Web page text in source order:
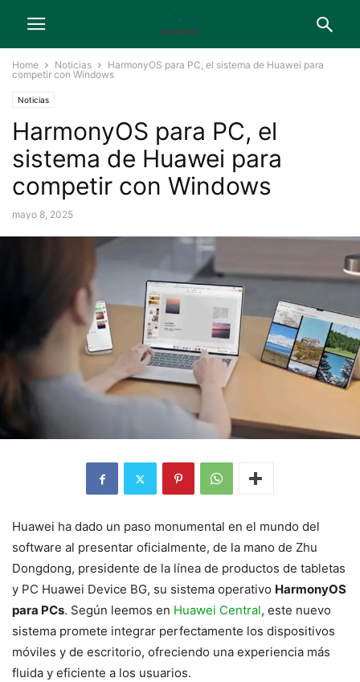
Home Noticias
HarmonyOS para PC, el sistema de Huawei para
competir con Windows
Noticias
HarmonyOS para PC, el
sistema de Huawei para
competir con Windows
mayo 8, 2025
Huawei ha dado un paso monumental en el mundo del
software al presentar oficialmente, de la mano de Zhu
Dongdong, presidente de la línea de productos de tabletas
y PC Huawei Device BG, su sistema operativo HarmonyOS
para PCs. Según leemos en Huawei Central, este nuevo
sistema promete integrar perfectamente los dispositivos
móviles y de escritorio, ofreciendo una experiencia más
fluida y eficiente a los usuarios.